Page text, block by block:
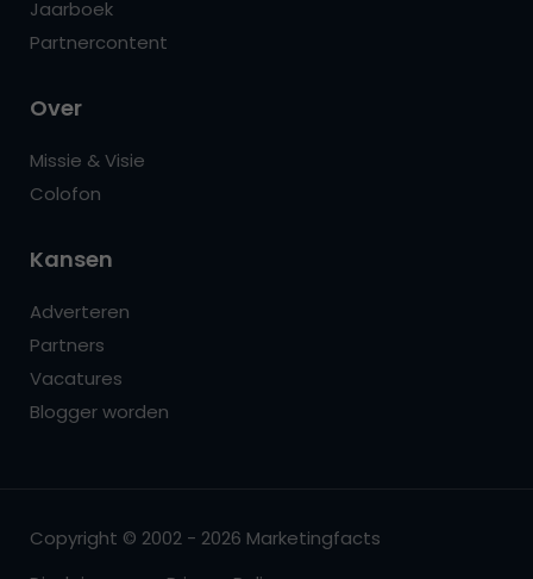
Jaarboek
Partnercontent
Over
Missie & Visie
Colofon
Kansen
Adverteren
Partners
Vacatures
Blogger worden
Copyright © 2002 - 2026 Marketingfacts